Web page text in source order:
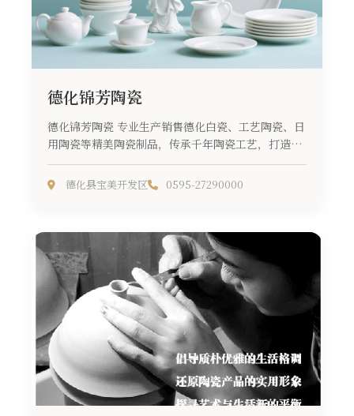
德化锦芳陶瓷
德化锦芳陶瓷 专业生产销售德化白瓷、工艺陶瓷、日
用陶瓷等精美陶瓷制品，传承千年陶瓷工艺，打造现
代陶瓷精品...
德化县宝美开发区 0595-27290000